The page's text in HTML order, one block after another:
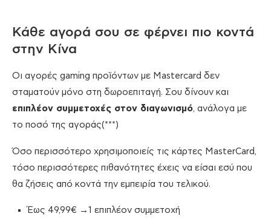
Κάθε αγορά σου σε φέρνει πιο κοντά
στην Κίνα
Οι αγορές gaming προϊόντων με Mastercard δεν
σταματούν μόνο στη δωροεπιταγή. Σου δίνουν και
επιπλέον συμμετοχές στον διαγωνισμό, ανάλογα με
το ποσό της αγοράς(***)
Όσο περισσότερο χρησιμοποιείς τις κάρτες MasterCard,
τόσο περισσότερες πιθανότητες έχεις να είσαι εσύ που
θα ζήσεις από κοντά την εμπειρία του τελικού.
Έως 49,99€ →1 επιπλέον συμμετοχή